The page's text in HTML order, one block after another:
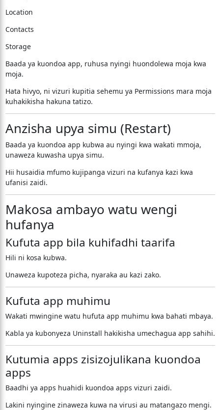
Location
Contacts
Storage
Baada ya kuondoa app, ruhusa nyingi huondolewa moja kwa
moja.
Hata hivyo, ni vizuri kupitia sehemu ya Permissions mara moja
kuhakikisha hakuna tatizo.
Anzisha upya simu (Restart)
Baada ya kuondoa app kubwa au nyingi kwa wakati mmoja,
unaweza kuwasha upya simu.
Hii husaidia mfumo kujipanga vizuri na kufanya kazi kwa
ufanisi zaidi.
Makosa ambayo watu wengi
hufanya
Kufuta app bila kuhifadhi taarifa
Hili ni kosa kubwa.
Unaweza kupoteza picha, nyaraka au kazi zako.
Kufuta app muhimu
Wakati mwingine watu hufuta app muhimu kwa bahati mbaya.
Kabla ya kubonyeza Uninstall hakikisha umechagua app sahihi.
Kutumia apps zisizojulikana kuondoa
apps
Baadhi ya apps huahidi kuondoa apps vizuri zaidi.
Lakini nyingine zinaweza kuwa na virusi au matangazo mengi.